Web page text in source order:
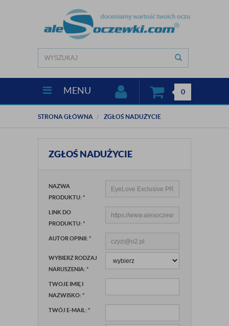
MENU 0
STRONA GŁÓWNA ZGŁOŚ NADUŻYCIE
ZGŁOŚ NADUŻYCIE
NAZWA
PRODUKTU: *
LINK DO
PRODUKTU: *
AUTOR OPINII: *
WYBIERZ RODZAJ
NARUSZENIA: *
TWOJE IMIĘ I
NAZWISKO: *
TWÓJ E-MAIL: *